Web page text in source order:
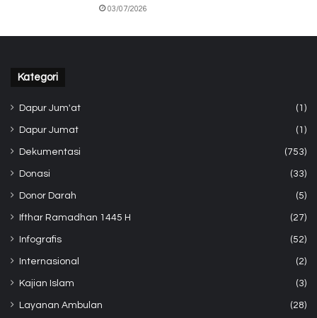
03/07/2026
Kategori
Dapur Jum'at (1)
Dapur Jumat (1)
Dekumentasi (753)
Donasi (33)
Donor Darah (5)
Ifthar Ramadhan 1445 H (27)
Infografis (52)
Internasional (2)
Kajian Islam (3)
Layanan Ambulan (28)